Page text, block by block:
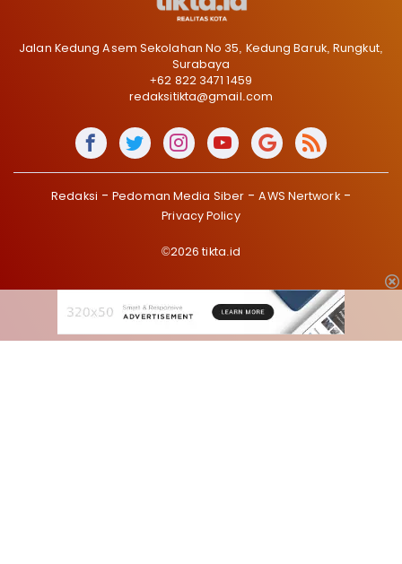
Jalan Kedung Asem Sekolahan No 35, Kedung Baruk, Rungkut,
Surabaya
+62 822 3471 1459
redaksitikta@gmail.com
Redaksi Pedoman Media Siber
AWS Nertwork
Privacy Policy
©2026 tikta.id